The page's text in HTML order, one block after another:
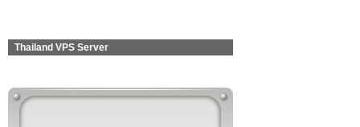
Thailand VPS Server